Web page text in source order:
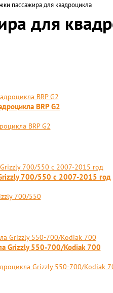
пассажира для квадроцикла
для
BRP G2
BRP G2
700/550 c 2007-2015 год
700/550
Grizzly 550-700/Kodiak 700
Grizzly 550-700/Kodiak